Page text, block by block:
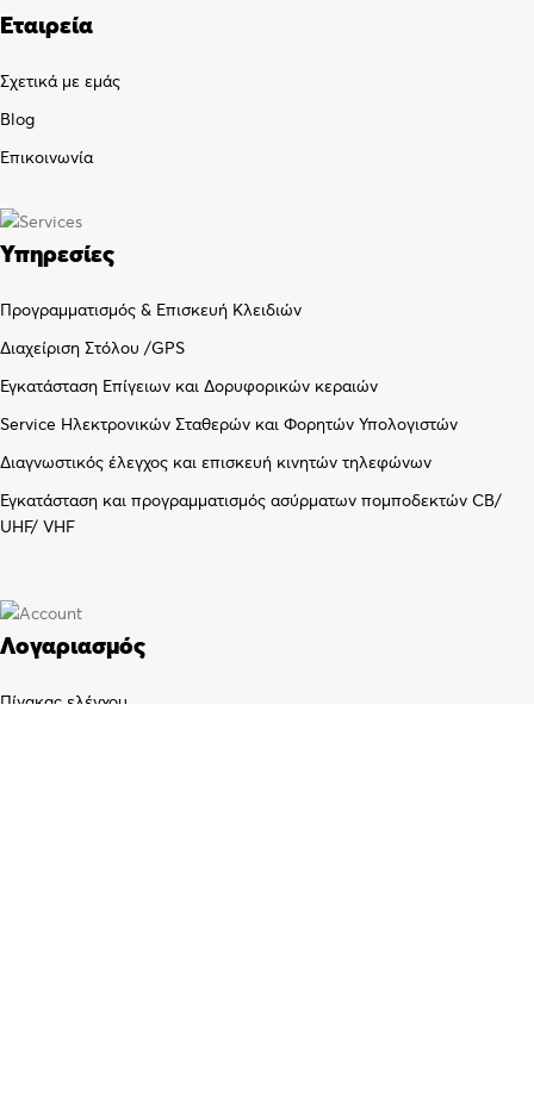
Εταιρεία
Σχετικά με εμάς
Blog
Επικοινωνία
Υπηρεσίες
Προγραμματισμός & Επισκευή Κλειδιών
Διαχείριση Στόλου /GPS
Εγκατάσταση Επίγειων και Δορυφορικών κεραιών
Service Ηλεκτρονικών Σταθερών και Φορητών Υπολογιστών
Διαγνωστικός έλεγχος και επισκευή κινητών τηλεφώνων
Εγκατάσταση και προγραμματισμός ασύρματων πομποδεκτών CB/
UHF/ VHF
Λογαριασμός
Πίνακας ελέγχου